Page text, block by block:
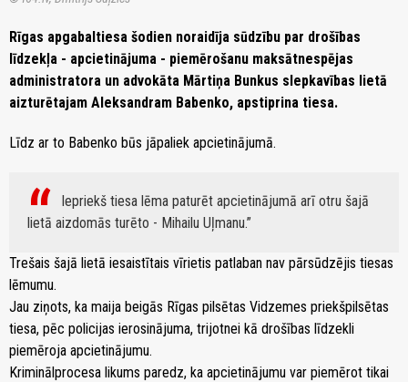
Rīgas apgabaltiesa šodien noraidīja sūdzību par drošības
līdzekļa - apcietinājuma - piemērošanu maksātnespējas
administratora un advokāta Mārtiņa Bunkus slepkavības lietā
aizturētajam Aleksandram Babenko, apstiprina tiesa.
Līdz ar to Babenko būs jāpaliek apcietinājumā.
Iepriekš tiesa lēma paturēt apcietinājumā arī otru šajā
lietā aizdomās turēto - Mihailu Uļmanu.
Trešais šajā lietā iesaistītais vīrietis patlaban nav pārsūdzējis tiesas
lēmumu.
Jau ziņots, ka maija beigās Rīgas pilsētas Vidzemes priekšpilsētas
tiesa, pēc policijas ierosinājuma, trijotnei kā drošības līdzekli
piemēroja apcietinājumu.
Kriminālprocesa likums paredz, ka apcietinājumu var piemērot tikai